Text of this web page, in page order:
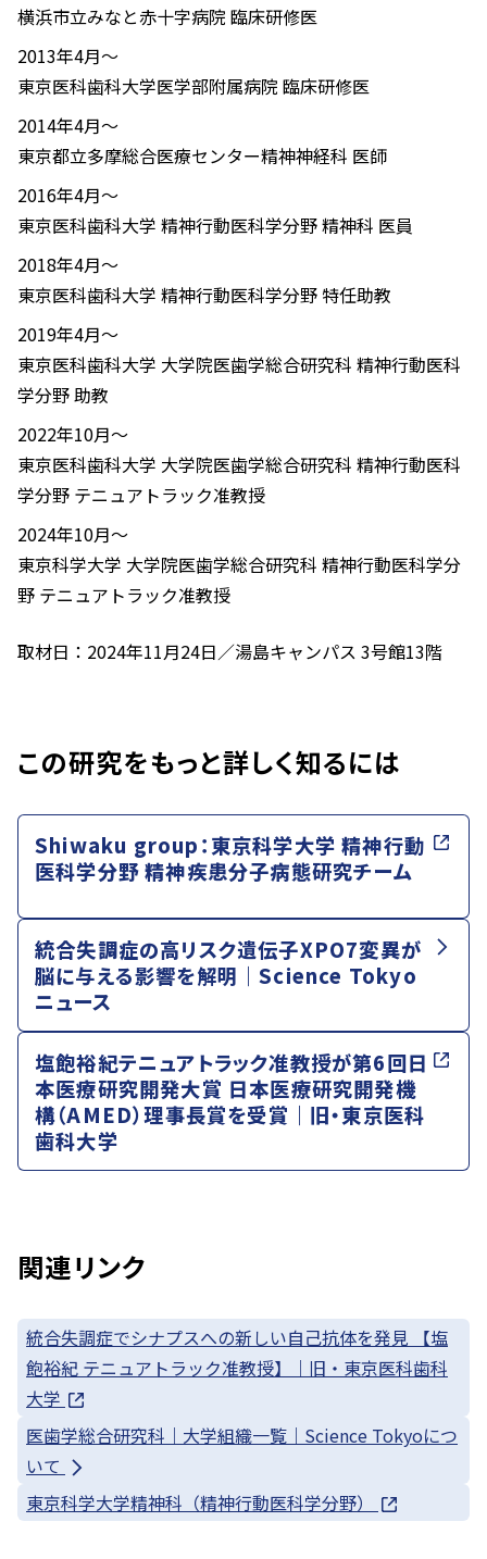
横浜市立みなと赤十字病院 臨床研修医
2013年4月～
東京医科歯科大学医学部附属病院 臨床研修医
2014年4月～
東京都立多摩総合医療センター精神神経科 医師
2016年4月～
東京医科歯科大学 精神行動医科学分野 精神科 医員
2018年4月～
東京医科歯科大学 精神行動医科学分野 特任助教
2019年4月～
東京医科歯科大学 大学院医歯学総合研究科 精神行動医科
学分野 助教
2022年10月～
東京医科歯科大学 大学院医歯学総合研究科 精神行動医科
学分野 テニュアトラック准教授
2024年10月～
東京科学大学 大学院医歯学総合研究科 精神行動医科学分
野 テニュアトラック准教授
取材日：2024年11月24日／湯島キャンパス 3号館13階
この研究をもっと詳しく知るには
Shiwaku group：東京科学大学 精神行動
医科学分野 精神疾患分子病態研究チーム
統合失調症の高リスク遺伝子XPO7変異が
脳に与える影響を解明｜Science Tokyo
ニュース
塩飽裕紀テニュアトラック准教授が第6回日
本医療研究開発大賞 日本医療研究開発機
構（AMED）理事長賞を受賞｜旧・東京医科
歯科大学
関連リンク
統合失調症でシナプスへの新しい自己抗体を発見 【塩
飽裕紀 テニュアトラック准教授】｜旧・東京医科歯科
大学
医歯学総合研究科｜大学組織一覧｜Science Tokyoにつ
いて
東京科学大学精神科（精神行動医科学分野）